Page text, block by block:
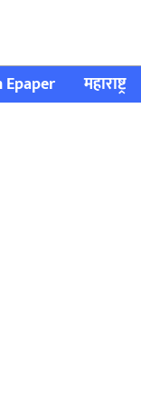
महाराष्ट्र